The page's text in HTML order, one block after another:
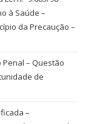
à Saúde –
da Precaução –
Penal – Questão
de
–